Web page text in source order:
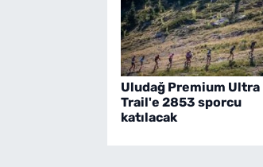
Uludağ Premium Ultra
Trail'e 2853 sporcu
katılacak